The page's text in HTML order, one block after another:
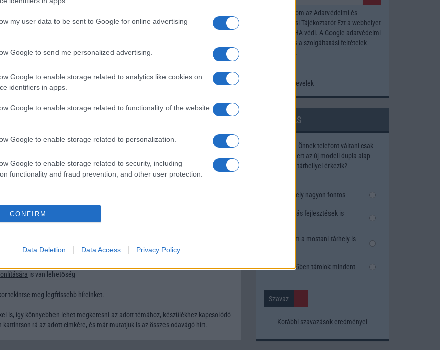
my user data to be sent to Google for online advertising
Google to send me personalized advertising.
Google to enable storage related to analytics like cookies on
identifiers in apps.
Google to enable storage related to functionality of the website
Google to enable storage related to personalization.
Google to enable storage related to security, including
functionality and fraud prevention, and other user protection.
CONFIRM
Data Deletion Data Access Privacy Policy
Lava Blaze 3 5G
kollégáink az eszközöket, és utána írják le szakmai véleményüket.
megtudni a telefonokról, érdemes mégkeresgélni a telefon adatbázisunkban
is van lehetőség
tekintse meg legfrissebb híreinket
is, így könnyebben lehet megkeresni az adott témához, készülékhez kapcsolódó
kattintson rá az adott cimkére, és már mutatjuk is az összes odavágó hírt.
Elfogadom az Adatvédelmi és
Adatkezelési TájékoztatótEzt a webhelyet
a reCAPTCHA védi. A Google adatvédelmi
és a szolgáltatási feltételek
Korábbi hírlevelek
SZAVAZÁS
Megérné Önnek telefont váltani csak
azért, mert az új modell dupla alap
tárhellyel érkezik?
Igen, a tárhely nagyon fontos
Talán, ha más fejlesztések is
Nem, nekem a mostani tárhely is
Inkább felhőben tárolok mindent
Korábbi szavazások eredményei